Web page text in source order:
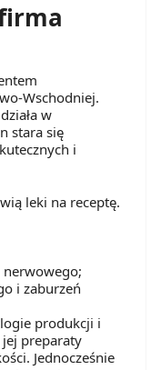
Wschodniej.
w
stara się
i
leki na receptę.
nerwowego;
i zaburzeń
produkcji i
preparaty
Jednocześnie